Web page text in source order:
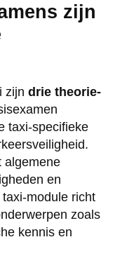
zijn
zijn drie theorie-
taxi-specifieke
algemene
en
module richt
zoals
kennis en